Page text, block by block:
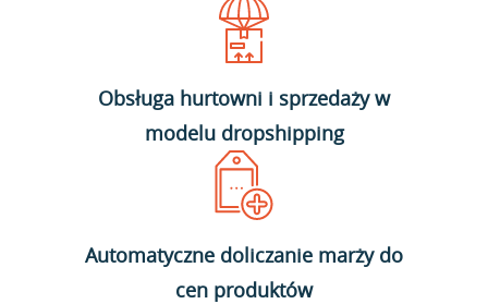
Obsługa hurtowni i sprzedaży w
modelu dropshipping
Automatyczne doliczanie marży do
cen produktów